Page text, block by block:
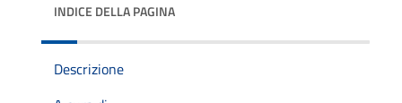
INDICE DELLA PAGINA
Descrizione